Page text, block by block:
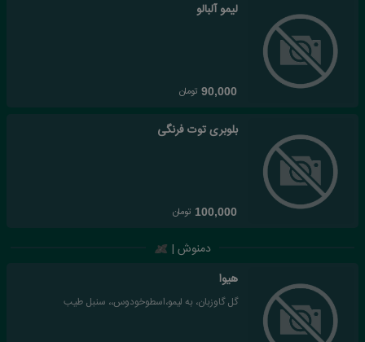
لیمو آلبالو
90,000 تومان
بلوبری توت فرنگی
100,000 تومان
دمنوش |
هیوا
گل گاوزبان، به لیمو،اسطوخودوس،، سنبل طیب